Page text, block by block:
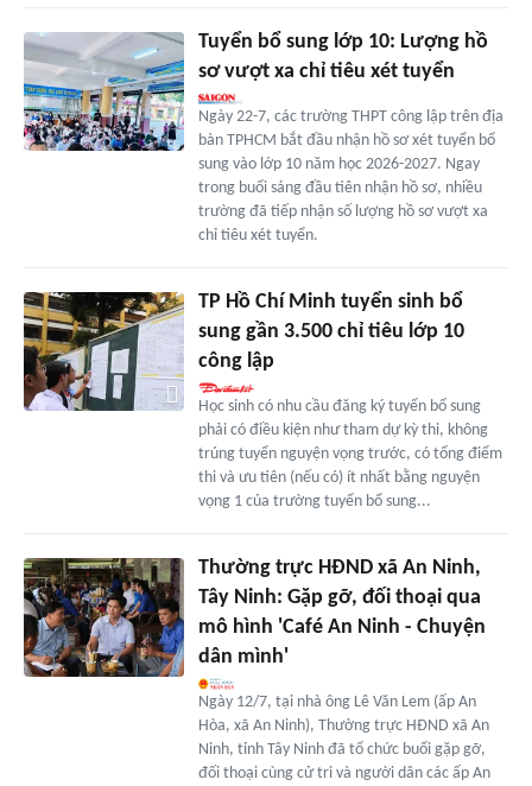
Tuyển bổ sung lớp 10: Lượng hồ
sơ vượt xa chỉ tiêu xét tuyển
Ngày 22-7, các trường THPT công lập trên địa
bàn TPHCM bắt đầu nhận hồ sơ xét tuyển bổ
sung vào lớp 10 năm học 2026-2027. Ngay
trong buổi sáng đầu tiên nhận hồ sơ, nhiều
trường đã tiếp nhận số lượng hồ sơ vượt xa
chỉ tiêu xét tuyển.
TP Hồ Chí Minh tuyển sinh bổ
sung gần 3.500 chỉ tiêu lớp 10
công lập
Học sinh có nhu cầu đăng ký tuyển bổ sung
phải có điều kiện như tham dự kỳ thi, không
trúng tuyển nguyện vọng trước, có tổng điểm
thi và ưu tiên (nếu có) ít nhất bằng nguyện
vọng 1 của trường tuyển bổ sung...
Thường trực HĐND xã An Ninh,
Tây Ninh: Gặp gỡ, đối thoại qua
mô hình 'Café An Ninh - Chuyện
dân mình'
Ngày 12/7, tại nhà ông Lê Văn Lem (ấp An
Hòa, xã An Ninh), Thường trực HĐND xã An
Ninh, tỉnh Tây Ninh đã tổ chức buổi gặp gỡ,
đối thoại cùng cử tri và người dân các ấp An